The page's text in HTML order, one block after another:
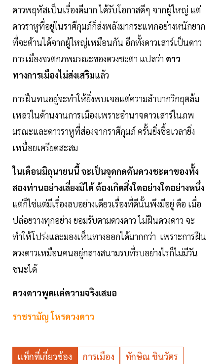
ดาวพฤหัสเป็นเรื่องดีมาก ได้รับโอกาสดีๆ จากผู้ใหญ่ แต่
ดาวราหูที่อยู่ในราศีกุมภ์ก็ส่งพลังมากระแทกอย่างหนักยาก
ที่จะต้านได้จากผู้ใหญ่เหมือนกัน อีกทั้งดาวเสาร์เป็นดาว
การเมืองจรตกภพมรณะของดวงชะตา แปลว่า ดาว
ทางการเมืองไม่ส่งเสริมแล้ว
การฝืนทนอยู่จะทำให้ยิ่งพบเจอแต่ความลำบากวิกฤตล้ม
เหลวในด้านงานการเมืองเพราะอำนาจดาวเสาร์ในภพ
มรณะและดาวราหูที่ส่องจากราศีกุมภ์ ครั้นยิ่งซื้อเวลายิ่ง
เหนื่อยเครียดสะสม
ในเดือนมิถุนายนนี้ จะเป็นจุดกดดันดวงชะตาของทั้ง
สองท่านอย่างเลี่ยงมิได้ ต้องเกิดสิ่งใดอย่างใดอย่างหนึ่ง
แต่ก็ใช่แต่มีเรื่องลบอย่างเดียวเรื่องที่ดีนั้นพึงมีอยู่ คือ เมื่อ
ปล่อยวางทุกอย่าง ยอมรับตามดวงดาว ไม่ฝืนดวงดาว จะ
ทำให้โปร่งและมองเห็นทางออกได้มากกว่า เพราะการฝืน
ดวงดาวเหมือนคนอยู่กลางสนามรบที่รบอย่างไรก็ไม่มีวัน
ชนะได้
ดวงดาวพูดแต่ความจริงเสมอ
ราชรามัญ โหรดวงดาว
แท็กที่เกี่ยวข้อง การเมือง
ทักษิณ ชินวัตร